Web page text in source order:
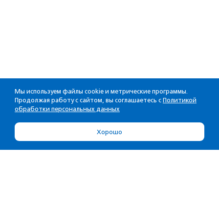
Мы используем файлы cookie и метрические программы.
Продолжая работу с сайтом, вы соглашаетесь с Политикой
обработки персональных данных
Хорошо